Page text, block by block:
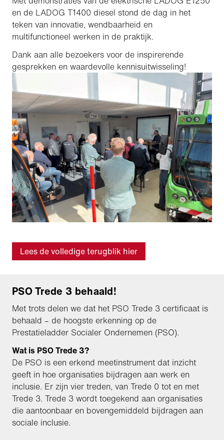
en de LADOG T1400 diesel stond de dag in het
teken van innovatie, wendbaarheid en
multifunctioneel werken in de praktijk.
Dank aan alle bezoekers voor de inspirerende
gesprekken en waardevolle kennisuitwisseling!
Lees de volledige terugblik hier
PSO Trede 3 behaald!
Met trots delen we dat het PSO Trede 3 certificaat is
behaald – de hoogste erkenning op de
Prestatieladder Socialer Ondernemen (PSO).
Wat is PSO Trede 3?
De PSO is een erkend meetinstrument dat inzicht
geeft in hoe organisaties bijdragen aan werk en
inclusie. Er zijn vier treden, van Trede 0 tot en met
Trede 3. Trede 3 wordt toegekend aan organisaties
die aantoonbaar en bovengemiddeld bijdragen aan
sociale inclusie.